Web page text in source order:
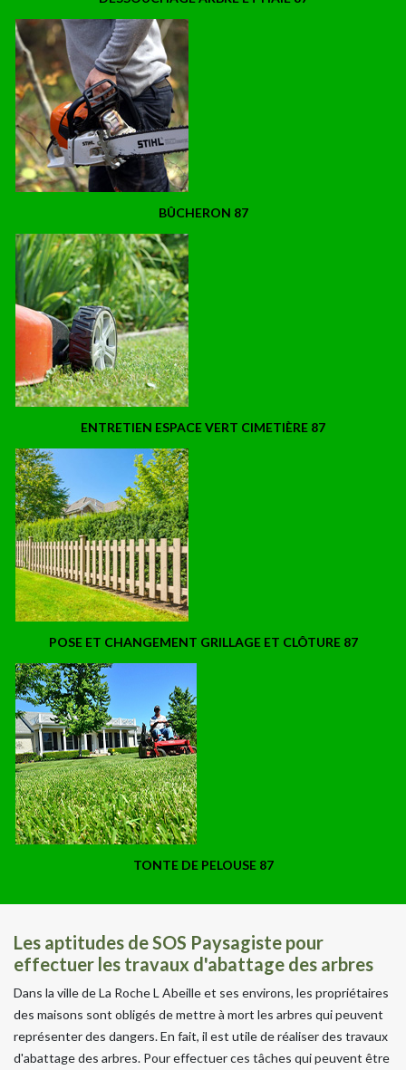
BÛCHERON 87
ENTRETIEN ESPACE VERT CIMETIÈRE 87
POSE ET CHANGEMENT GRILLAGE ET CLÔTURE 87
TONTE DE PELOUSE 87
Les aptitudes de SOS Paysagiste pour
effectuer les travaux d'abattage des arbres
Dans la ville de La Roche L Abeille et ses environs, les propriétaires
des maisons sont obligés de mettre à mort les arbres qui peuvent
représenter des dangers. En fait, il est utile de réaliser des travaux
d'abattage des arbres. Pour effectuer ces tâches qui peuvent être